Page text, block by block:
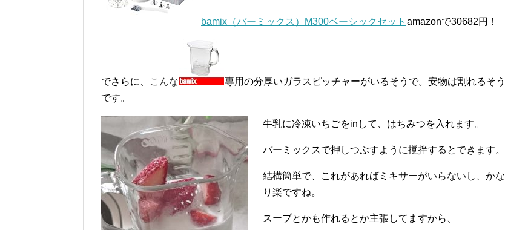
bamix（バーミックス）M300ベーシックセット amazonで30682円！
でさらに、 こんな
専用の分厚いガラスピッチャーがいるそうで。安物は割れるそう
です。
牛乳に冷凍いちごをinして、はちみつを入れます。
バーミックスで押しつぶすように撹拌するとできます。
結構簡単で、これがあればミキサーがいらないし、かな
り楽ですね。
スープとかも作れるとか主張してますから、